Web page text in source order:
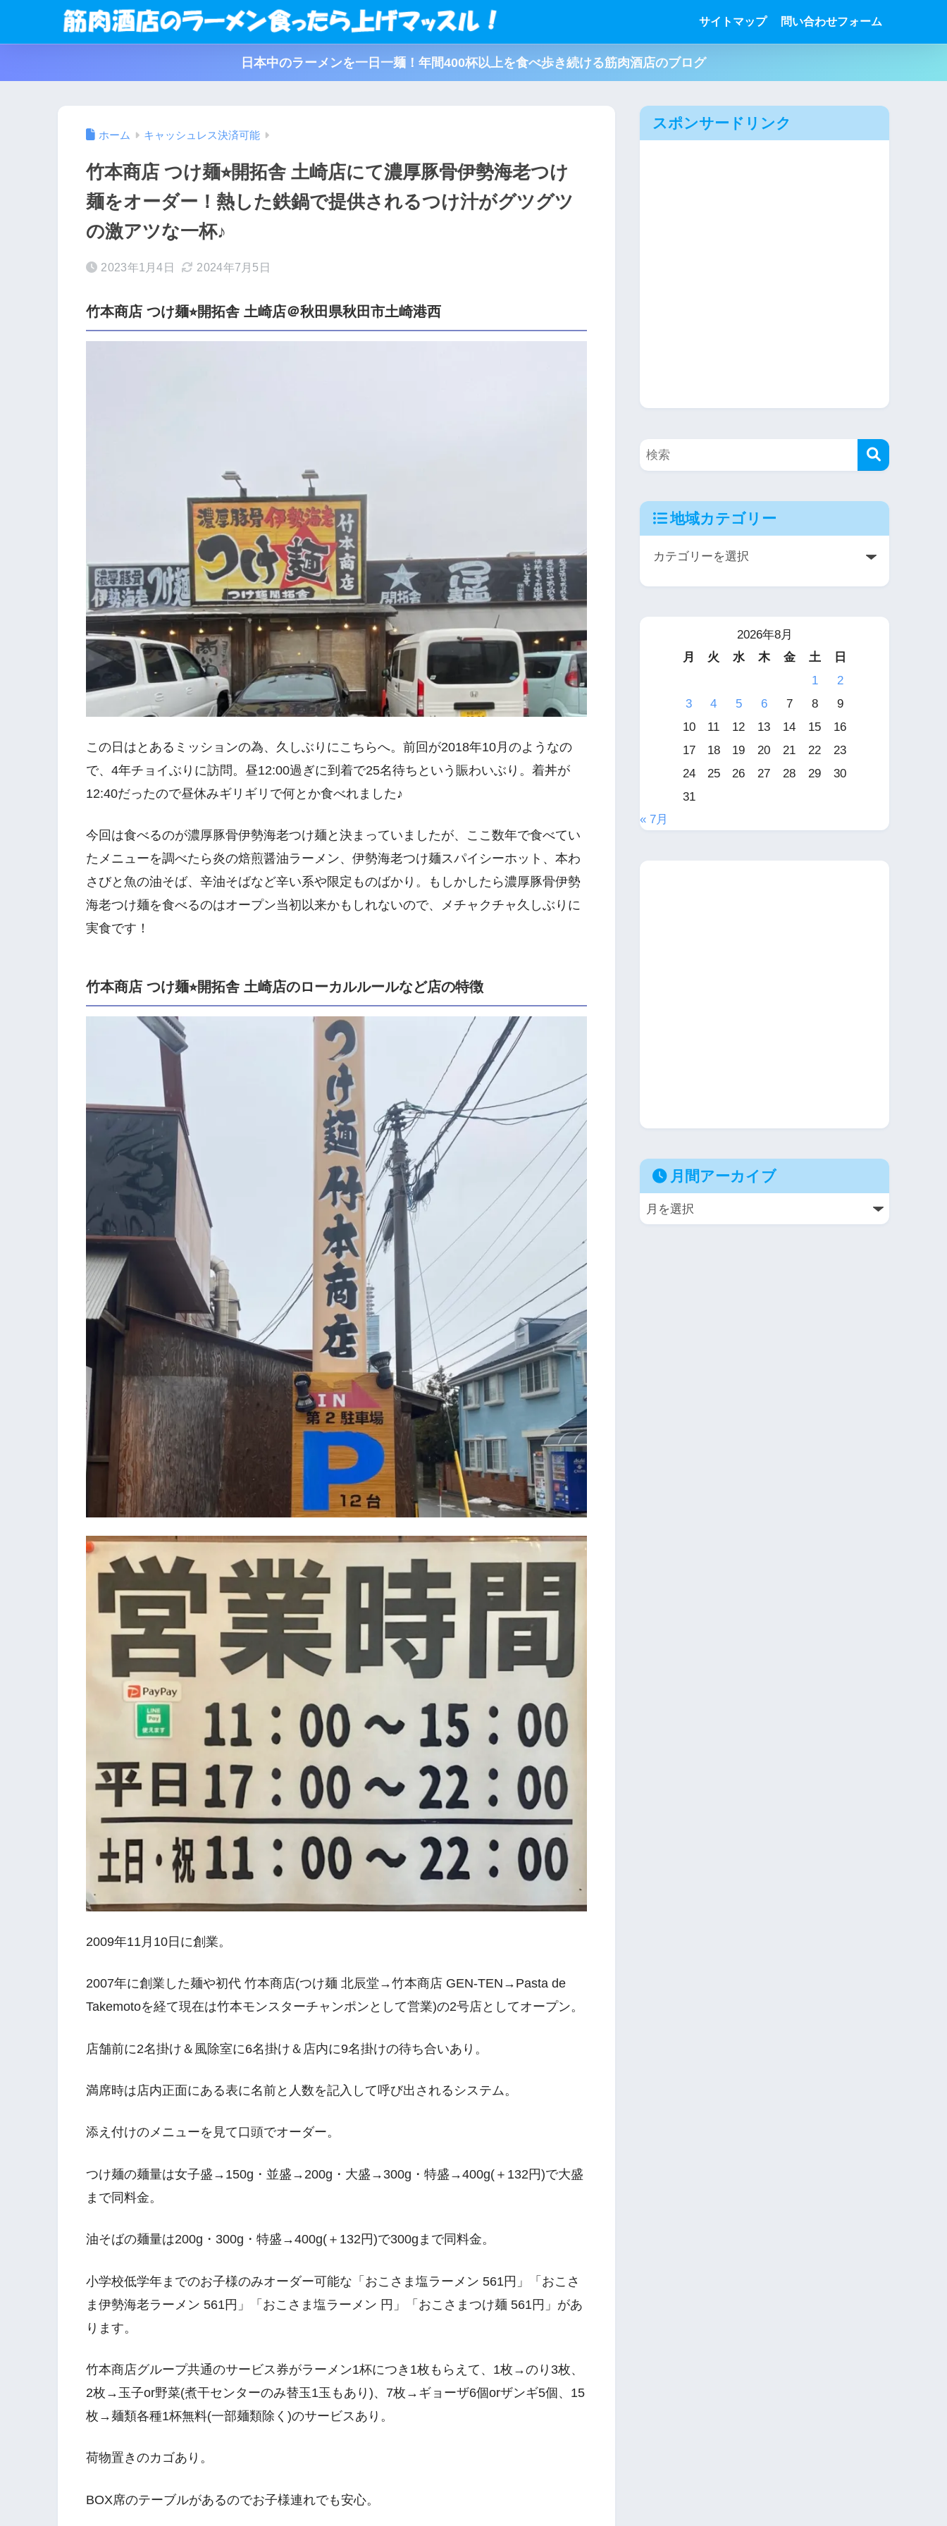
サイトマップ 問い合わせフォーム
日本中のラーメンを一日一麺！年間400杯以上を食べ歩き続ける筋肉酒店のブログ
ホーム キャッシュレス決済可能
竹本商店 つけ麺⭐︎開拓舎 土崎店にて濃厚豚骨伊勢海老つけ
麺をオーダー！熱した鉄鍋で提供されるつけ汁がグツグツ
の激アツな一杯♪
2023年1月4日 2024年7月5日
竹本商店 つけ麺⭐︎開拓舎 土崎店＠秋田県秋田市土崎港西
この日はとあるミッションの為、久しぶりにこちらへ。前回が2018年10月のようなの
で、4年チョイぶりに訪問。昼12:00過ぎに到着で25名待ちという賑わいぶり。着丼が
12:40だったので昼休みギリギリで何とか食べれました♪
今回は食べるのが濃厚豚骨伊勢海老つけ麺と決まっていましたが、ここ数年で食べてい
たメニューを調べたら炎の焙煎醤油ラーメン、伊勢海老つけ麺スパイシーホット、本わ
さびと魚の油そば、辛油そばなど辛い系や限定ものばかり。もしかしたら濃厚豚骨伊勢
海老つけ麺を食べるのはオープン当初以来かもしれないので、メチャクチャ久しぶりに
実食です！
竹本商店 つけ麺⭐︎開拓舎 土崎店のローカルルールなど店の特徴
2009年11月10日に創業。
2007年に創業した麺や初代 竹本商店(つけ麺 北辰堂→竹本商店 GEN-TEN→Pasta de
Takemotoを経て現在は竹本モンスターチャンポンとして営業)の2号店としてオープン。
店舗前に2名掛け＆風除室に6名掛け＆店内に9名掛けの待ち合いあり。
満席時は店内正面にある表に名前と人数を記入して呼び出されるシステム。
添え付けのメニューを見て口頭でオーダー。
つけ麺の麺量は女子盛→150g・並盛→200g・大盛→300g・特盛→400g(＋132円)で大盛
まで同料金。
油そばの麺量は200g・300g・特盛→400g(＋132円)で300gまで同料金。
小学校低学年までのお子様のみオーダー可能な「おこさま塩ラーメン 561円」「おこさ
ま伊勢海老ラーメン 561円」「おこさま塩ラーメン 円」「おこさまつけ麺 561円」があ
ります。
竹本商店グループ共通のサービス券がラーメン1杯につき1枚もらえて、1枚→のり3枚、
2枚→玉子or野菜(煮干センターのみ替玉1玉もあり)、7枚→ギョーザ6個orザンギ5個、15
枚→麺類各種1杯無料(一部麺類除く)のサービスあり。
荷物置きのカゴあり。
BOX席のテーブルがあるのでお子様連れでも安心。
スポンサードリンク
地域カテゴリー
2026年8月
月
火 水 木 金 土
日
1
2
3
4 5 6 7 8
9
10
11 12 13 14 15
16
17
18 19 20 21 22
23
24
25 26 27 28 29
30
31
« 7月
月間アーカイブ